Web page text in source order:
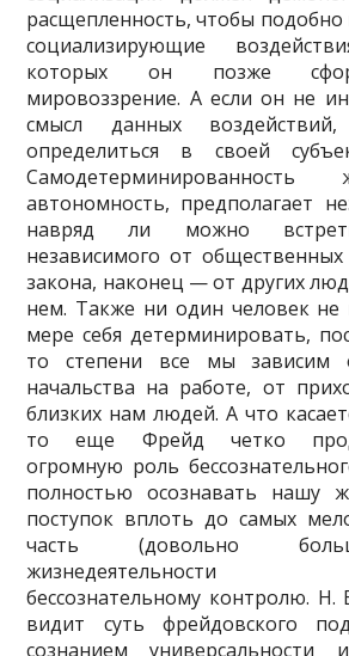
расщеплен­ность, чтобы подобно
социализиру­ющие
которых он позже
мировоззрение. А если он не
смысл данных
определиться в своей
автономность, предпо­лагает
навряд ли можно
независимого от
закона, наконец — от других
нем. Также ни один человек
мере себя детерминировать,
то степени все мы зависим
начальства на работе, от
близких нам людей. А что
то еще Фрейд четко
огромную роль
полностью осознавать нашу
поступок вплоть до самых
часть (довольно
жизнедеятельности
бессознательному контролю. Н.
видит суть фрейдовского
сознанием универсальности